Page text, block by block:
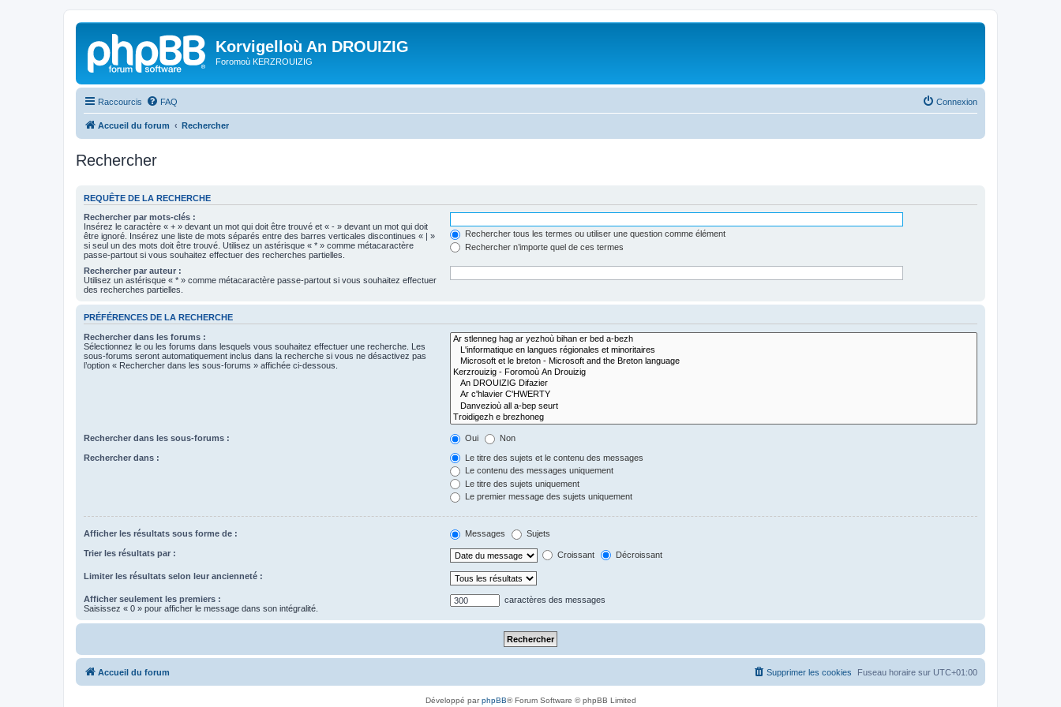
Korvigelloù An DROUIZIG
Foromoù KERZROUIZIG
Raccourcis FAQ Connexion
Accueil du forum Rechercher
Rechercher
REQUÊTE DE LA RECHERCHE
Rechercher par mots-clés :
Insérez le caractère « + » devant un mot qui doit être trouvé et « - » devant un mot qui doit
être ignoré. Insérez une liste de mots séparés entre des barres verticales discontinues « | »
si seul un des mots doit être trouvé. Utilisez un astérisque « * » comme métacaractère
passe-partout si vous souhaitez effectuer des recherches partielles.
Rechercher tous les termes ou utiliser une question comme élément
Rechercher n’importe quel de ces termes
Rechercher par auteur :
Utilisez un astérisque « * » comme métacaractère passe-partout si vous souhaitez effectuer
des recherches partielles.
PRÉFÉRENCES DE LA RECHERCHE
Rechercher dans les forums :
Sélectionnez le ou les forums dans lesquels vous souhaitez effectuer une recherche. Les
sous-forums seront automatiquement inclus dans la recherche si vous ne désactivez pas
l’option « Rechercher dans les sous-forums » affichée ci-dessous.
Rechercher dans les sous-forums : Oui Non
Rechercher dans :
Le titre des sujets et le contenu des messages
Le contenu des messages uniquement
Le titre des sujets uniquement
Le premier message des sujets uniquement
Afficher les résultats sous forme de : Messages Sujets
Trier les résultats par : Croissant Décroissant
Limiter les résultats selon leur ancienneté :
Afficher seulement les premiers :
Saisissez « 0 » pour afficher le message dans son intégralité.
caractères des messages
Accueil du forum Fuseau horaire sur UTC+01:00
Supprimer les cookies
Développé parphpBB® Forum Software © phpBB Limited